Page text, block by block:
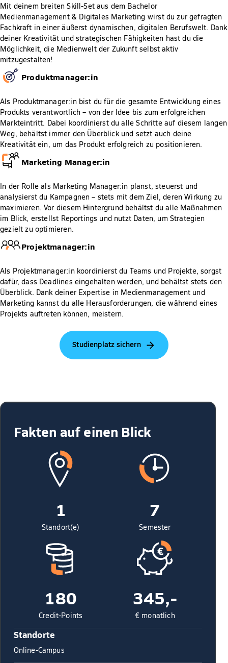
Mit deinem breiten Skill-Set aus dem Bachelor
Medienmanagement & Digitales Marketing wirst du zur gefragten
Fachkraft in einer äußerst dynamischen, digitalen Berufswelt. Dank
deiner Kreativität und strategischen Fähigkeiten hast du die
Möglichkeit, die Medienwelt der Zukunft selbst aktiv
mitzugestalten!
Produktmanager:in
Als Produktmanager:in bist du für die gesamte Entwicklung eines
Produkts verantwortlich – von der Idee bis zum erfolgreichen
Markteintritt. Dabei koordinierst du alle Schritte auf diesem langen
Weg, behältst immer den Überblick und setzt auch deine
Kreativität ein, um das Produkt erfolgreich zu positionieren.
Marketing Manager:in
In der Rolle als Marketing Manager:in planst, steuerst und
analysierst du Kampagnen – stets mit dem Ziel, deren Wirkung zu
maximieren. Vor diesem Hintergrund behältst du alle Maßnahmen
im Blick, erstellst Reportings und nutzt Daten, um Strategien
gezielt zu optimieren.
Projektmanager:in
Als Projektmanager:in koordinierst du Teams und Projekte, sorgst
dafür, dass Deadlines eingehalten werden, und behältst stets den
Überblick. Dank deiner Expertise in Medienmanagement und
Marketing kannst du alle Herausforderungen, die während eines
Projekts auftreten können, meistern.
Studienplatz sichern
Fakten auf einen Blick
1
Standort(e)
7
Semester
180
Credit-Points
345,-
€ monatlich
Standorte
Online-Campus